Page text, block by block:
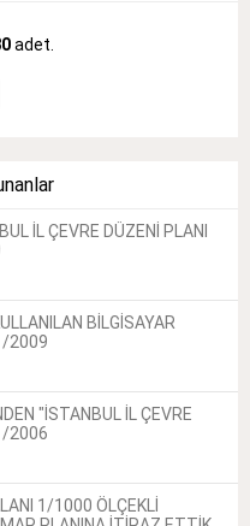
adet.
İL ÇEVRE DÜZENİ PLANI
BİLGİSAYAR
/2009
"İSTANBUL İL ÇEVRE
/2006
1/1000 ÖLÇEKLİ